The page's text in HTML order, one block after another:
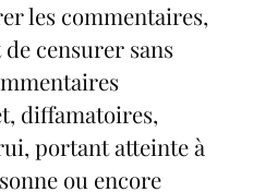
les commentaires,
censurer sans
diffamatoires,
portant atteinte à
ou encore